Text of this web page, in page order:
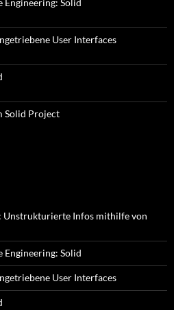
Engineering: Solid
User Interfaces
Solid Project
Unstrukturierte Infos mithilfe von
Engineering: Solid
User Interfaces